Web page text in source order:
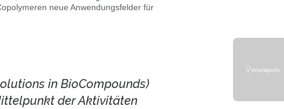
neue Anwendungsfelder für
in BioCompounds)
der Aktivitäten